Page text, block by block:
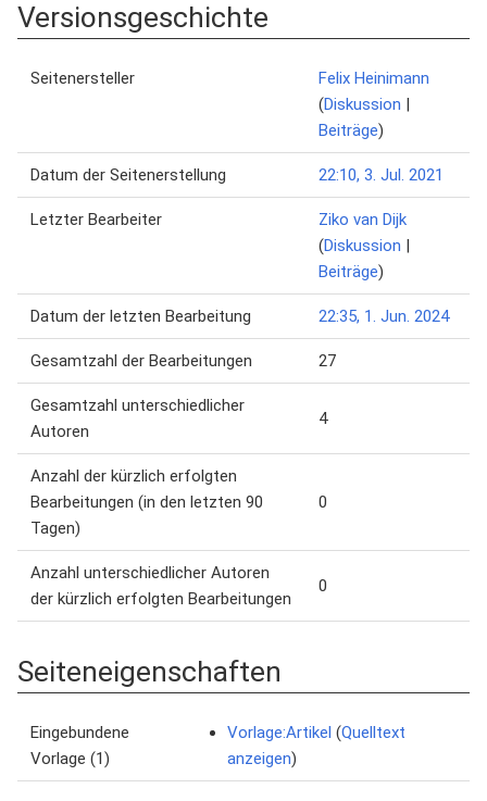
Versionsgeschichte
Seitenersteller
Felix Heinimann
(Diskussion |
Beiträge)
Datum der Seitenerstellung 22:10, 3. Jul. 2021
Letzter Bearbeiter
Ziko van Dijk
(Diskussion |
Beiträge)
Datum der letzten Bearbeitung 22:35, 1. Jun. 2024
Gesamtzahl der Bearbeitungen 27
Gesamtzahl unterschiedlicher
Autoren
4
Anzahl der kürzlich erfolgten
Bearbeitungen (in den letzten 90
Tagen)
0
Anzahl unterschiedlicher Autoren
der kürzlich erfolgten Bearbeitungen
0
Seiteneigenschaften
Eingebundene
Vorlage (1)
Vorlage:Artikel (Quelltext
anzeigen)